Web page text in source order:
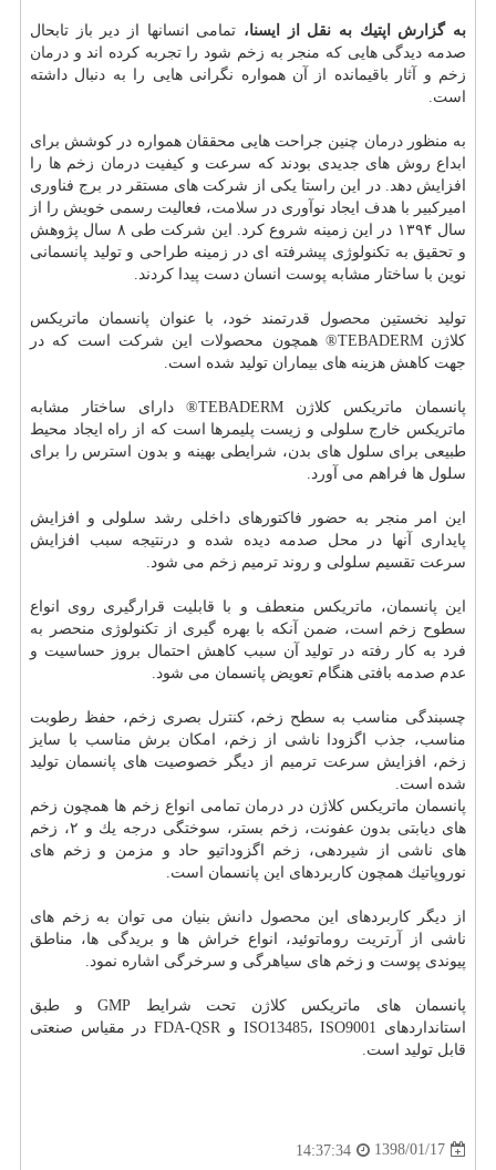
به گزارش اپتیك به نقل از ایسنا، تمامی انسانها از دیر باز تابحال
صدمه دیدگی هایی كه منجر به زخم شود را تجربه كرده اند و درمان
زخم و آثار باقیمانده از آن همواره نگرانی هایی را به دنبال داشته
است.
به منظوردرمان چنین جراحت هایی محققان همواره در كوشش برای
ابداع روش های جدیدی بودند كه سرعت و كیفیتدرمان زخم ها را
افزایش دهد. در این راستا یكی از شركت های مستقر در برج فناوری
امیركبیر با هدف ایجاد نوآوری در سلامت، فعالیت رسمی خویش را از
سال ۱۳۹۴ در این زمینه شروع كرد. این شركت طی ۸ سال پژوهش
و تحقیق به تكنولوژی پیشرفته ای در زمینه طراحی و تولید پانسمانی
نوین با ساختار مشابه پوست انسان دست پیدا كردند.
تولید نخستین محصول قدرتمند خود، با عنوان پانسمان ماتریكس
كلاژن TEBADERM® همچون محصولات این شركت است كه در
جهت كاهش هزینه های بیماران تولید شده است.
پانسمان ماتریكس كلاژن TEBADERM® دارای ساختار مشابه
ماتریكس خارج سلولی و زیست پلیمرها است كه از راه ایجاد محیط
طبیعی برای سلول های بدن، شرایطی بهینه و بدون استرس را برای
سلول ها فراهم می آورد.
این امر منجر به حضور فاكتورهای داخلی رشد سلولی و افزایش
پایداری آنها در محل صدمه دیده شده و درنتیجه سبب افزایش
سرعت تقسیم سلولی و روند ترمیم زخم می شود.
این پانسمان، ماتریكس منعطف و با قابلیت قرارگیری روی انواع
سطوح زخم است، ضمن آنكه با بهره گیری از تكنولوژی منحصر به
فرد به كار رفته در تولید آن سبب كاهش احتمال بروز حساسیت و
عدم صدمه بافتی هنگام تعویض پانسمان می شود.
چسبندگی مناسب به سطح زخم،كنترل بصری زخم، حفظ رطوبت
مناسب، جذب اگزودا ناشی از زخم، امكان برش مناسب با سایز
زخم، افزایش سرعت ترمیم از دیگر خصوصیت های پانسمان تولید
شده است.
پانسمان ماتریكس كلاژن در درمان تمامی انواع زخم ها همچون زخم
های دیابتی بدون عفونت
، زخم بستر، سوختگی درجه یك و ۲، زخم
های ناشی از شیردهی، زخم اگزوداتیو حاد و مزمن و زخم های
نوروپاتیك همچون كاربردهای این پانسمان است.
از دیگر كاربردهای این محصول دانش بنیان می توان به زخم های
ناشی از آرتریت روماتوئید، انواع خراش ها و بریدگی ها، مناطق
پیوندی پوست و زخم های سیاهرگی و سرخرگی اشاره نمود.
پانسمان های ماتریكس كلاژن تحت شرایط GMP و طبق
استانداردهای ISO13485، ISO9001 و FDA-QSR در مقیاس صنعتی
قابل تولید است.
1398/01/17
14:37:34